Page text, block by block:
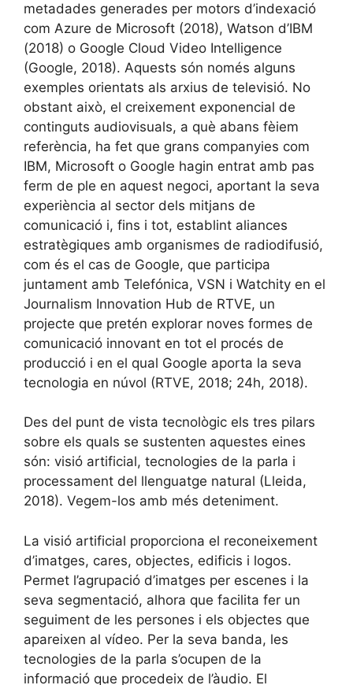
metadades generades per motors d’indexació
com Azure de Microsoft (2018), Watson d’IBM
(2018) o Google Cloud Video Intelligence
(Google, 2018). Aquests són només alguns
exemples orientats als arxius de televisió. No
obstant això, el creixement exponencial de
continguts audiovisuals, a què abans fèiem
referència, ha fet que grans companyies com
IBM, Microsoft o Google hagin entrat amb pas
ferm de ple en aquest negoci, aportant la seva
experiència al sector dels mitjans de
comunicació i, fins i tot, establint aliances
estratègiques amb organismes de radiodifusió,
com és el cas de Google, que participa
juntament amb Telefónica, VSN i Watchity en el
Journalism Innovation Hub de RTVE, un
projecte que pretén explorar noves formes de
comunicació innovant en tot el procés de
producció i en el qual Google aporta la seva
tecnologia en núvol (RTVE, 2018; 24h, 2018).
Des del punt de vista tecnològic els tres pilars
sobre els quals se sustenten aquestes eines
són: visió artificial, tecnologies de la parla i
processament del llenguatge natural (Lleida,
2018). Vegem-los amb més deteniment.
La visió artificial proporciona el reconeixement
d’imatges, cares, objectes, edificis i logos.
Permet l’agrupació d’imatges per escenes i la
seva segmentació, alhora que facilita fer un
seguiment de les persones i els objectes que
apareixen al vídeo. Per la seva banda, les
tecnologies de la parla s’ocupen de la
informació que procedeix de l’àudio. El